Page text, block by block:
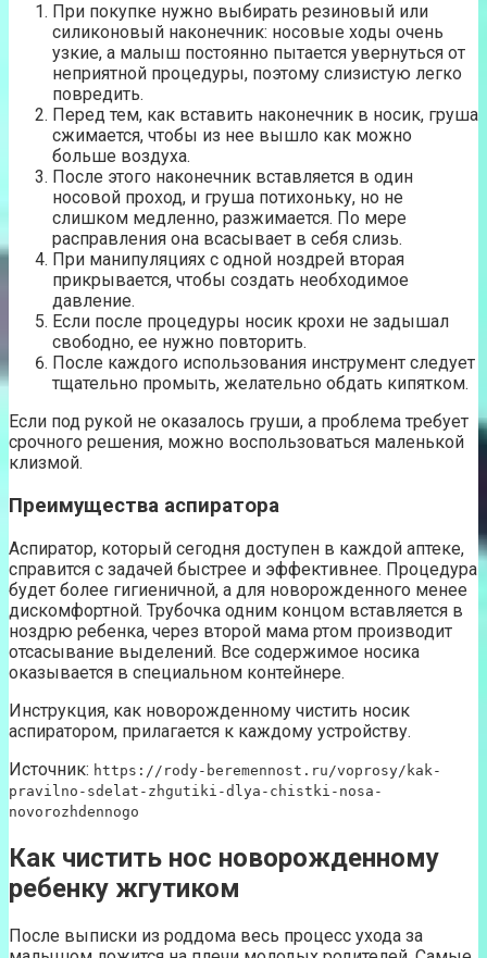
При покупке нужно выбирать резиновый или
силиконовый наконечник: носовые ходы очень
узкие, а малыш постоянно пытается увернуться от
неприятной процедуры, поэтому слизистую легко
повредить.
Перед тем, как вставить наконечник в носик, груша
сжимается, чтобы из нее вышло как можно
больше воздуха.
После этого наконечник вставляется в один
носовой проход, и груша потихоньку, но не
слишком медленно, разжимается. По мере
расправления она всасывает в себя слизь.
При манипуляциях с одной ноздрей вторая
прикрывается, чтобы создать необходимое
давление.
Если после процедуры носик крохи не задышал
свободно, ее нужно повторить.
После каждого использования инструмент следует
тщательно промыть, желательно обдать кипятком.
Если под рукой не оказалось груши, а проблема требует
срочного решения, можно воспользоваться маленькой
клизмой.
Преимущества аспиратора
Аспиратор, который сегодня доступен в каждой аптеке,
справится с задачей быстрее и эффективнее. Процедура
будет более гигиеничной, а для новорожденного менее
дискомфортной. Трубочка одним концом вставляется в
ноздрю ребенка, через второй мама ртом производит
отсасывание выделений. Все содержимое носика
оказывается в специальном контейнере.
Инструкция, как новорожденному чистить носик
аспиратором, прилагается к каждому устройству.
Источник: https://rody-beremennost.ru/voprosy/kak-
pravilno-sdelat-zhgutiki-dlya-chistki-nosa-
novorozhdennogo
Как чистить нос новорожденному
ребенку жгутиком
После выписки из роддома весь процесс ухода за